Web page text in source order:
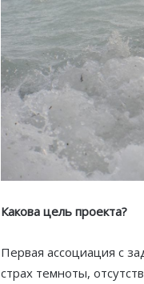
Какова цель проекта?
Первая ассоциация с
страх темноты,